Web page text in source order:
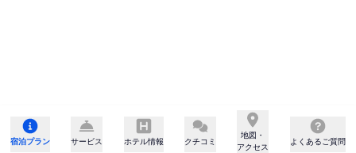
宿泊プラン サービス ホテル情報 クチコミ
地図・
アクセス
よくあるご質問